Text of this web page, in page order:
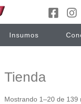
Insumos
Tienda
Mostrando 1–20 de 139